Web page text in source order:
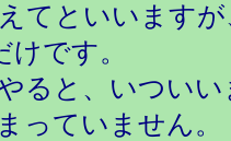
てといいます
です。
ると、いつい
っていません。